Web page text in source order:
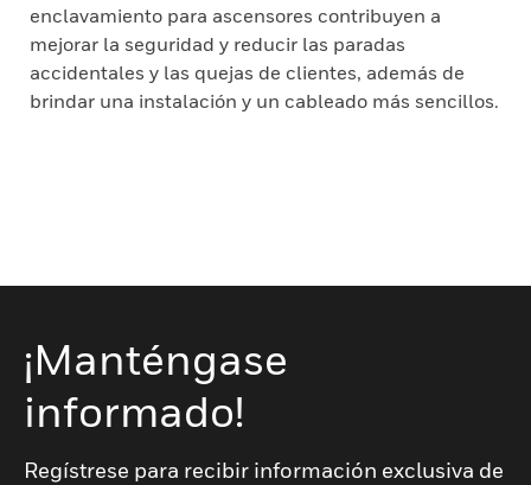
enclavamiento para ascensores contribuyen a
mejorar la seguridad y reducir las paradas
accidentales y las quejas de clientes, además de
brindar una instalación y un cableado más sencillos.
¡Manténgase
informado!
Regístrese para recibir información exclusiva de